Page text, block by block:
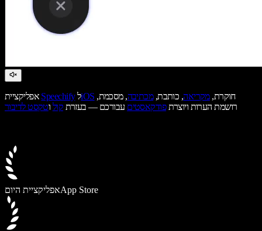
אפליקציית Speechify לiOS חוקרת,מקריאה, כותבת,מכתיבה, מסכמת,
רושמת הערות ויוצרתפודקאסטים עבורכם — בעזרת קול וטקסט לדיבור
אפליקציית היוםApp Store